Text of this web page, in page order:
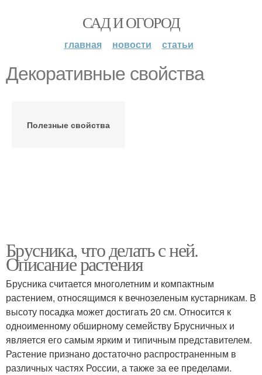
САД И ОГОРОД
главная новости статьи
Декоративные свойства
Полезные свойства
Брусника, что делать с ней.
Описание растения
Брусника считается многолетним и компактным
растением, относящимся к вечнозеленым кустарникам. В
высоту посадка может достигать 20 см. Относится к
одноименному обширному семейству Брусничных и
является его самым ярким и типичным представителем.
Растение признано достаточно распространенным в
различных частях России, а также за ее пределами.